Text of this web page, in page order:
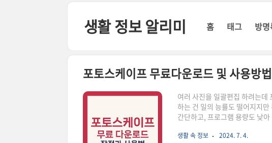
생활 정보 알리미 홈 태그 방
포토스케이프 무료다운로드 및 사용방법
여러 사진을 일괄편집 하려는
하는 건 일의 능률도 떨어지지
간단하고, 프로그램 용량도 낮
리려 합니다. 가장 많이 사용하
생활 속 정보 2024. 7. 4.